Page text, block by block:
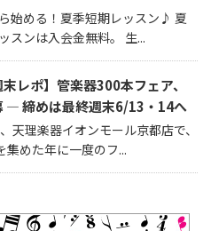
始める！夏季短期レッスン♪ 夏
スンは入会金無料。 生...
末レポ】管楽器300本フェア、
— 締めは最終週末6/13・14へ
天理楽器イオンモール京都店で、
集めた年に一度のフ...